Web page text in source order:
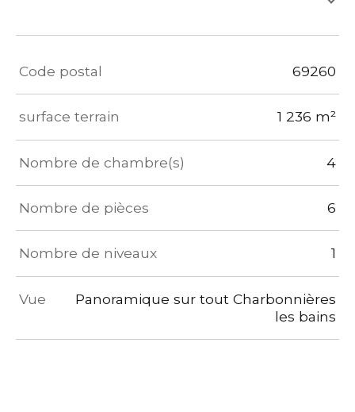
TRAD_ZEPHYR_Caracteristique TRAD_ZEPHYR_Valeurs
Code postal 69260
surface terrain 1 236 m²
Nombre de chambre(s) 4
Nombre de pièces 6
Nombre de niveaux 1
Vue
Panoramique sur tout Charbonnières
les bains